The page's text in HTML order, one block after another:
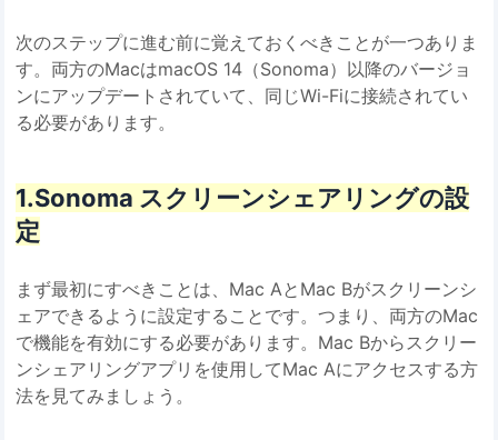
次のステップに進む前に覚えておくべきことが一つありま
す。両方のMacはmacOS 14（Sonoma）以降のバージョ
ンにアップデートされていて、同じWi-Fiに接続されてい
る必要があります。
1.Sonoma スクリーンシェアリングの設
定
まず最初にすべきことは、Mac AとMac Bがスクリーンシ
ェアできるように設定することです。つまり、両方のMac
で機能を有効にする必要があります。Mac Bからスクリー
ンシェアリングアプリを使用してMac Aにアクセスする方
法を見てみましょう。